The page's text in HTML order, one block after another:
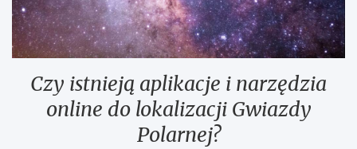
Czy istnieją aplikacje i narzędzia
online do lokalizacji Gwiazdy
Polarnej?